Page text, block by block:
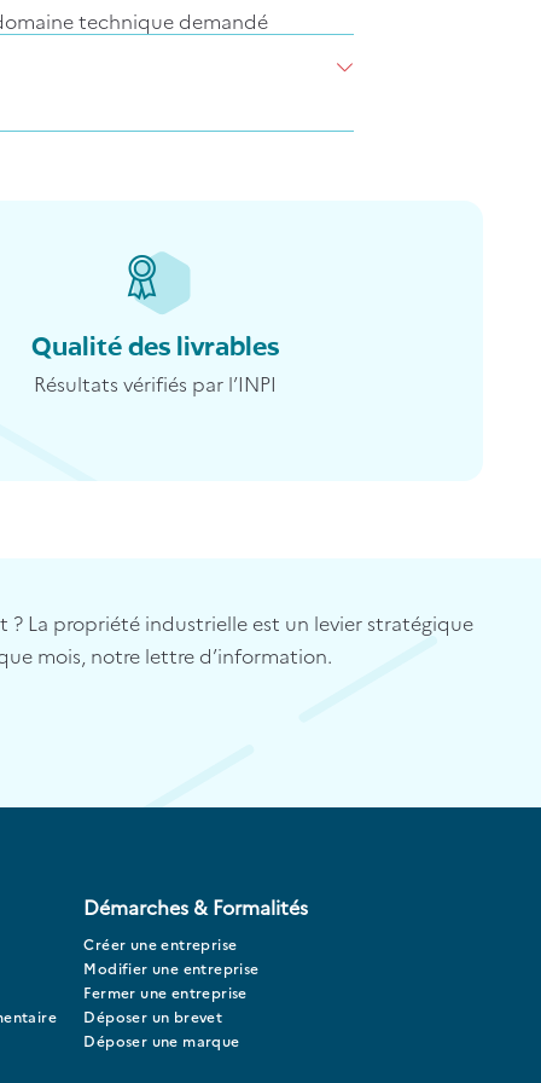
technique demandé
Qualité des livrables
Résultats vérifiés par l’INPI
La propriété industrielle est un levier stratégique
mois, notre lettre d’information.
Démarches & Formalités
Créer une entreprise
Modifier une entreprise
Fermer une entreprise
Déposer un brevet
Déposer une marque